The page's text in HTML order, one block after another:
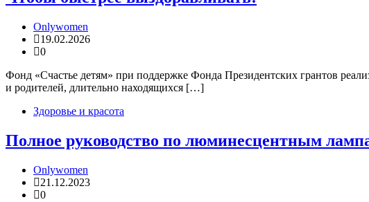
Onlywomen
19.02.2026
0
Фонд «Счастье детям» при поддержке Фонда Президентских грантов
и родителей, длительно находящихся […]
Здоровье и красота
Полное руководство по люминесцентным
Onlywomen
21.12.2023
0